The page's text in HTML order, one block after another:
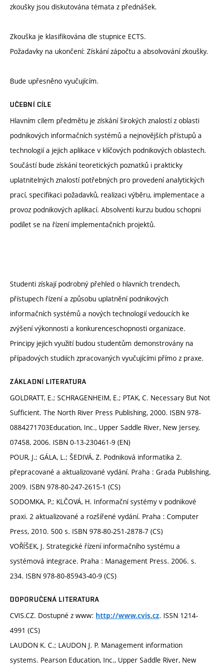
zkoušky jsou diskutována témata z přednášek.
Zkouška je klasifikována dle stupnice ECTS.
Požadavky na ukončení: Získání zápočtu a absolvování zkoušky.
Bude upřesněno vyučujícím.
UČEBNÍ CÍLE
Hlavním cílem předmětu je získání širokých znalostí z oblasti
podnikových informačních systémů a nejnovějších přístupů a
technologií a jejich aplikace v klíčových podnikových oblastech.
Součástí bude získání teoretických poznatků i prakticky
uplatnitelných znalostí potřebných pro provedení analytických
prací, specifikaci požadavků, realizaci výběru, implementace a
provoz podnikových aplikací. Absolventi kurzu budou schopni
podílet se na řízení implementačních projektů.
Studenti získají podrobný přehled o hlavních trendech,
přístupech řízení a způsobu uplatnění podnikových
informačních systémů a nových technologií vedoucích ke
zvýšení výkonnosti a konkurenceschopnosti organizace.
Principy jejich využití budou studentům demonstrovány na
případových studiích zpracovaných vyučujícími přímo z praxe.
ZÁKLADNÍ LITERATURA
GOLDRATT, E.; SCHRAGENHEIM, E.; PTAK, C. Necessary But Not
Sufficient. The North River Press Publishing, 2000. ISBN 978-
0884271703Education, Inc., Upper Saddle River, New Jersey,
07458, 2006. ISBN 0-13-230461-9 (EN)
POUR, J.; GÁLA, L.; ŠEDIVÁ, Z. Podniková informatika 2.
přepracované a aktualizované vydání. Praha : Grada Publishing,
2009. ISBN 978-80-247-2615-1 (CS)
SODOMKA, P.; KLČOVÁ, H. Informační systémy v podnikové
praxi. 2 aktualizované a rozšířené vydání. Praha : Computer
Press, 2010. 500 s. ISBN 978-80-251-2878-7 (CS)
VOŘÍŠEK, J. Strategické řízení informačního systému a
systémová integrace. Praha : Management Press. 2006. s.
234. ISBN 978-80-85943-40-9 (CS)
DOPORUČENÁ LITERATURA
CVIS.CZ. Dostupné z www: http://www.cvis.cz. ISSN 1214-
4991 (CS)
LAUDON K. C.; LAUDON J. P. Management information
systems. Pearson Education, Inc., Upper Saddle River, New